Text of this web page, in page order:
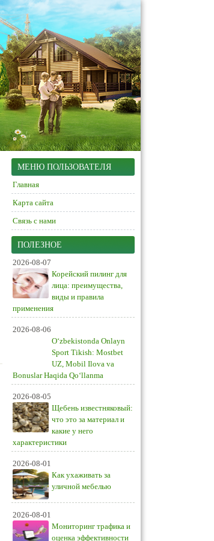
МЕНЮ ПОЛЬЗОВАТЕЛЯ
Главная
Карта сайта
Связь с нами
ПОЛЕЗНОЕ
2026-08-07
Корейский пилинг для
лица: преимущества,
виды и правила
применения
2026-08-06
O‘zbekistonda Onlayn
Sport Tikish: Mostbet
UZ, Mobil Ilova va
Bonuslar Haqida Qo‘llanma
2026-08-05
Щебень известняковый:
что это за материал и
какие у него
характеристики
2026-08-01
Как ухаживать за
уличной мебелью
2026-08-01
Мониторинг трафика и
оценка эффективности